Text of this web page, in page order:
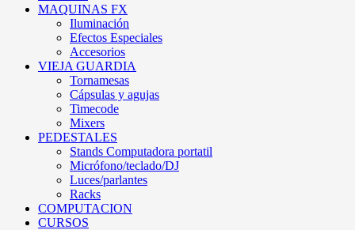
MAQUINAS FX
Iluminación
Efectos Especiales
Accesorios
VIEJA GUARDIA
Tornamesas
Cápsulas y agujas
Timecode
Mixers
PEDESTALES
Stands Computadora portatil
Micrófono/teclado/DJ
Luces/parlantes
Racks
COMPUTACION
CURSOS